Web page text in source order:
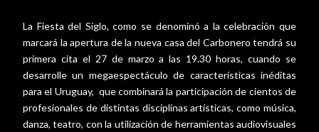
La Fiesta del Siglo, como se denominó a la celebración que
marcará la apertura de la nueva casa del Carbonero tendrá su
primera cita el 27 de marzo a las 19.30 horas, cuando se
desarrolle un megaespectáculo de características inéditas
para el Uruguay, que combinará la participación de cientos de
profesionales de distintas disciplinas artísticas, como música,
danza, teatro, con la utilización de herramientas audiovisuales